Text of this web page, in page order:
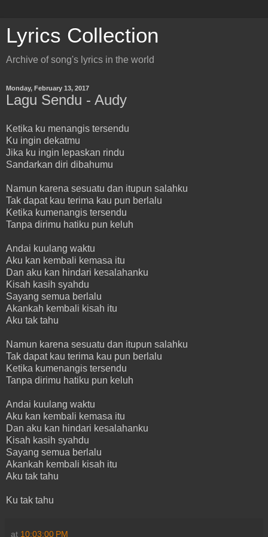
Lyrics Collection
Archive of song's lyrics in the world
Monday, February 13, 2017
Lagu Sendu - Audy
Ketika ku menangis tersendu
Ku ingin dekatmu
Jika ku ingin lepaskan rindu
Sandarkan diri dibahumu
Namun karena sesuatu dan itupun salahku
Tak dapat kau terima kau pun berlalu
Ketika kumenangis tersendu
Tanpa dirimu hatiku pun keluh
Andai kuulang waktu
Aku kan kembali kemasa itu
Dan aku kan hindari kesalahanku
Kisah kasih syahdu
Sayang semua berlalu
Akankah kembali kisah itu
Aku tak tahu
Namun karena sesuatu dan itupun salahku
Tak dapat kau terima kau pun berlalu
Ketika kumenangis tersendu
Tanpa dirimu hatiku pun keluh
Andai kuulang waktu
Aku kan kembali kemasa itu
Dan aku kan hindari kesalahanku
Kisah kasih syahdu
Sayang semua berlalu
Akankah kembali kisah itu
Aku tak tahu
Ku tak tahu
at 10:03:00 PM